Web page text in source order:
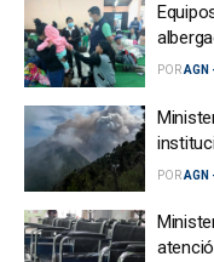
PORAGN
PORAGN